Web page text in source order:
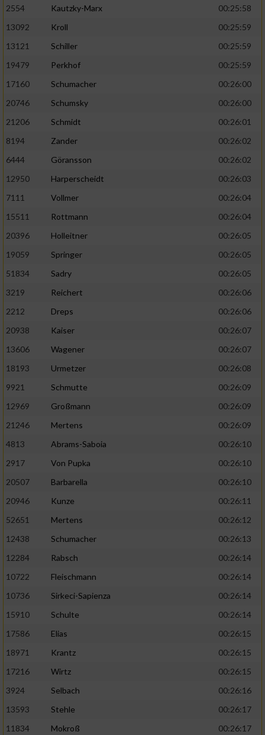
2554
Kautzky-Marx
00:25:58
13092
Kroll
00:25:59
13121
Schiller
00:25:59
19479
Perkhof
00:25:59
17160
Schumacher
00:26:00
20746
Schumsky
00:26:00
21206
Schmidt
00:26:01
8194
Zander
00:26:02
6444
Göransson
00:26:02
12950
Harperscheidt
00:26:03
7111
Vollmer
00:26:04
15511
Rottmann
00:26:04
20396
Holleitner
00:26:05
19059
Springer
00:26:05
51834
Sadry
00:26:05
3219
Reichert
00:26:06
2212
Dreps
00:26:06
20938
Kaiser
00:26:07
13606
Wagener
00:26:07
18193
Urmetzer
00:26:08
9921
Schmutte
00:26:09
12969
Großmann
00:26:09
21246
Mertens
00:26:09
4813
Abrams-Saboia
00:26:10
2917
Von Pupka
00:26:10
20507
Barbarella
00:26:10
20946
Kunze
00:26:11
52651
Mertens
00:26:12
12438
Schumacher
00:26:13
12284
Rabsch
00:26:14
10722
Fleischmann
00:26:14
10736
Sirkeci-Sapienza
00:26:14
15910
Schulte
00:26:14
17586
Elias
00:26:15
18971
Krantz
00:26:15
17216
Wirtz
00:26:15
3924
Selbach
00:26:16
13593
Stehle
00:26:17
11834
Mokroß
00:26:17
Verwendung genauer Standortdaten
Informationen identifizieren
Nicht-IAB-Verarbeitungszwecke:
Funktional
Werbung